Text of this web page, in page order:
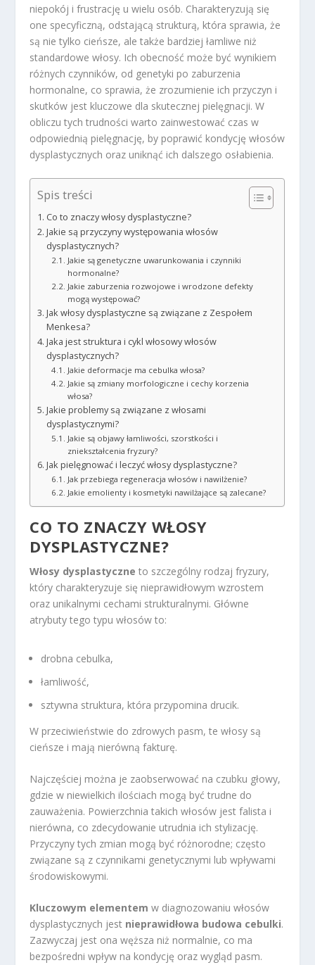
niepokój i frustrację u wielu osób. Charakteryzują się
one specyficzną, odstającą strukturą, która sprawia, że
są nie tylko cieńsze, ale także bardziej łamliwe niż
standardowe włosy. Ich obecność może być wynikiem
różnych czynników, od genetyki po zaburzenia
hormonalne, co sprawia, że zrozumienie ich przyczyn i
skutków jest kluczowe dla skutecznej pielęgnacji. W
obliczu tych trudności warto zainwestować czas w
odpowiednią pielęgnację, by poprawić kondycję włosów
dysplastycznych oraz uniknąć ich dalszego osłabienia.
Spis treści
Co to znaczy włosy dysplastyczne?
Jakie są przyczyny występowania włosów
dysplastycznych?
Jakie są genetyczne uwarunkowania i czynniki
hormonalne?
Jakie zaburzenia rozwojowe i wrodzone defekty
mogą występować?
Jak włosy dysplastyczne są związane z Zespołem
Menkesa?
Jaka jest struktura i cykl włosowy włosów
dysplastycznych?
Jakie deformacje ma cebulka włosa?
Jakie są zmiany morfologiczne i cechy korzenia
włosa?
Jakie problemy są związane z włosami
dysplastycznymi?
Jakie są objawy łamliwości, szorstkości i
zniekształcenia fryzury?
Jak pielęgnować i leczyć włosy dysplastyczne?
Jak przebiega regeneracja włosów i nawilżenie?
Jakie emolienty i kosmetyki nawilżające są zalecane?
CO TO ZNACZY WŁOSY
DYSPLASTYCZNE?
Włosy dysplastyczne to szczególny rodzaj fryzury,
który charakteryzuje się nieprawidłowym wzrostem
oraz unikalnymi cechami strukturalnymi. Główne
atrybuty tego typu włosów to:
drobna cebulka,
łamliwość,
sztywna struktura, która przypomina drucik.
W przeciwieństwie do zdrowych pasm, te włosy są
cieńsze i mają nierówną fakturę.
Najczęściej można je zaobserwować na czubku głowy,
gdzie w niewielkich ilościach mogą być trudne do
zauważenia. Powierzchnia takich włosów jest falista i
nierówna, co zdecydowanie utrudnia ich stylizację.
Przyczyny tych zmian mogą być różnorodne; często
związane są z czynnikami genetycznymi lub wpływami
środowiskowymi.
Kluczowym elementem w diagnozowaniu włosów
dysplastycznych jest nieprawidłowa budowa cebulki.
Zazwyczaj jest ona węższa niż normalnie, co ma
bezpośredni wpływ na kondycję oraz wygląd pasm.